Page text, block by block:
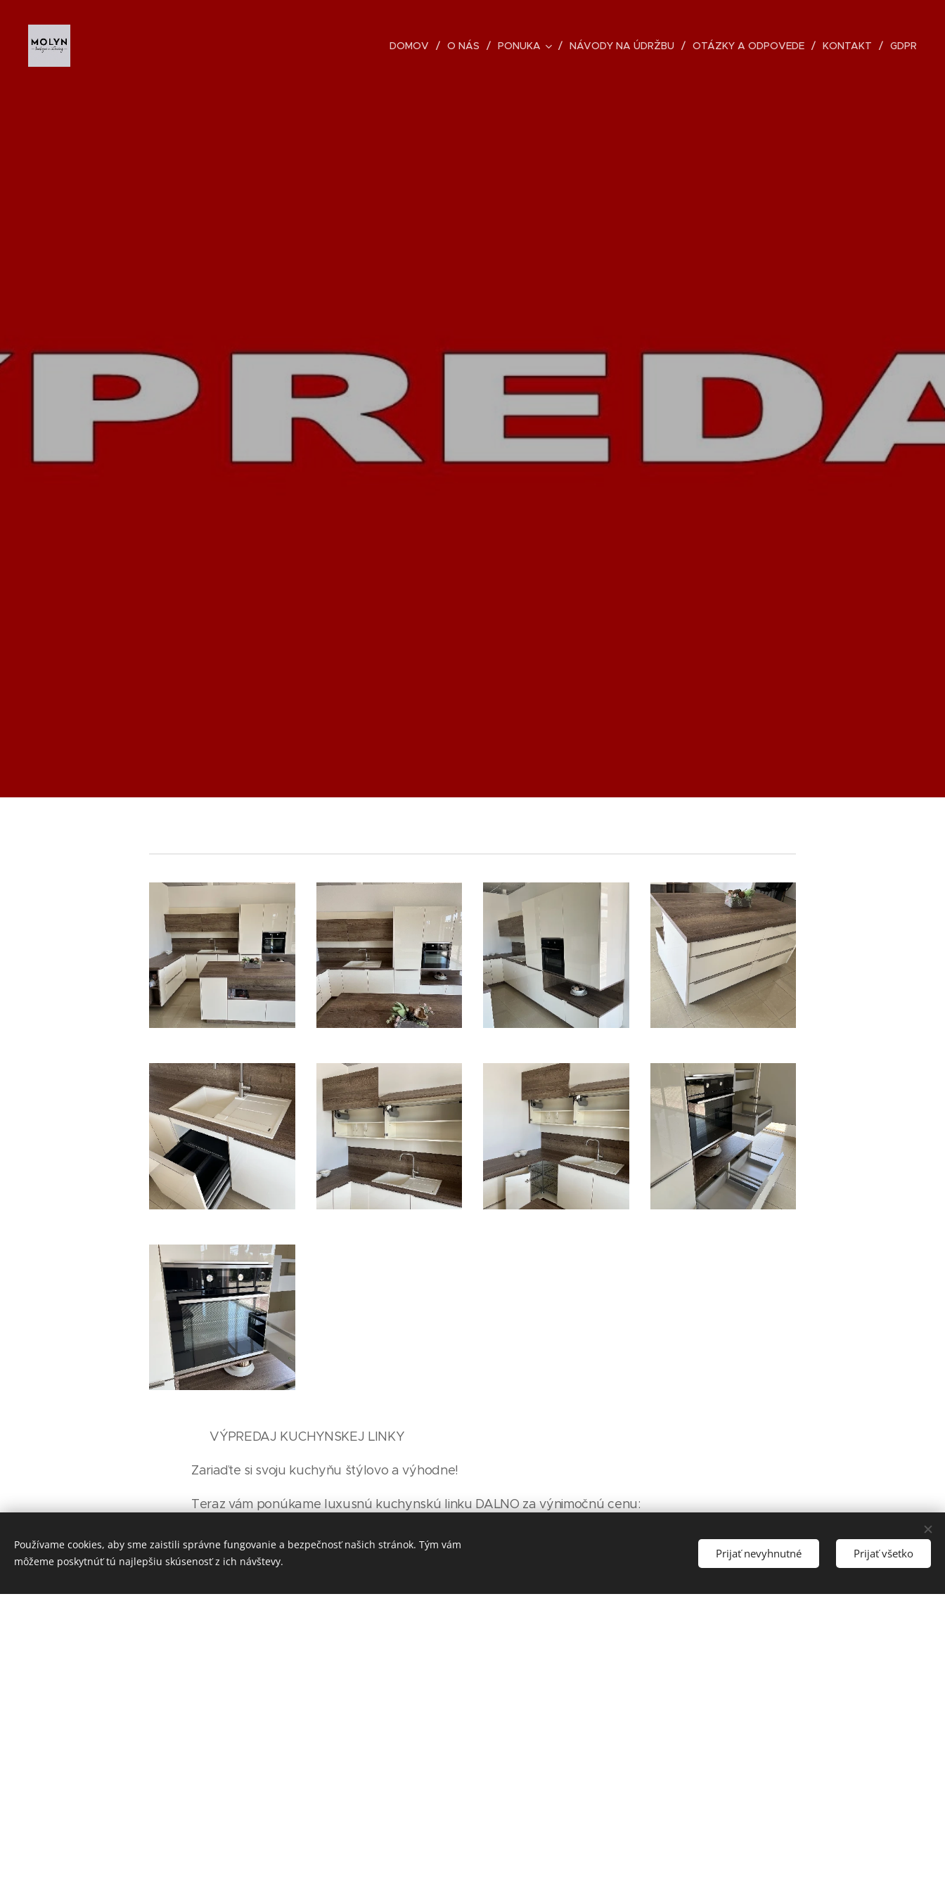
DOMOV O NÁS PONUKA NÁVODY NA ÚDRŽBU OTÁZKY A ODPOVEDE KONTAKT GDPR
🔥 VÝPREDAJ KUCHYNSKEJ LINKY 🔥
Zariaďte si svoju kuchyňu štýlovo a výhodne!
Teraz vám ponúkame luxusnú kuchynskú linku DALNO za výnimočnú cenu:
🛠️ Pôvodná cena: 9 846 €
💥 Zľavnená cena: len 3 990 €
Používame cookies, aby sme zaistili správne fungovanie a bezpečnosť našich stránok. Tým vám
môžeme poskytnúť tú najlepšiu skúsenosť z ich návštevy.
Prijať nevyhnutné Prijať všetko